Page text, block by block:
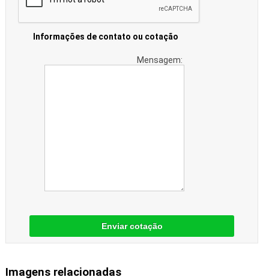
Informações de contato ou cotação
Mensagem:
Enviar cotação
Imagens relacionadas